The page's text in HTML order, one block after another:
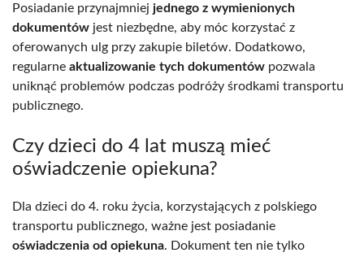
Posiadanie przynajmniej jednego z wymienionych
dokumentów jest niezbędne, aby móc korzystać z
oferowanych ulg przy zakupie biletów. Dodatkowo,
regularne aktualizowanie tych dokumentów pozwala
uniknąć problemów podczas podróży środkami transportu
publicznego.
Czy dzieci do 4 lat muszą mieć
oświadczenie opiekuna?
Dla dzieci do 4. roku życia, korzystających z polskiego
transportu publicznego, ważne jest posiadanie
oświadczenia od opiekuna. Dokument ten nie tylko